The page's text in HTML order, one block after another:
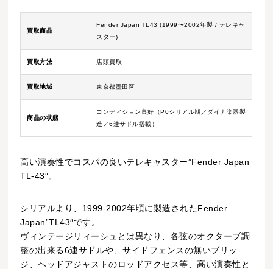
買取商品
Fender Japan TL43 (1999〜2002年製 / テレキャ
スター)
買取方法 店頭買取
買取地域 東京都墨田区
商品の状態
コンディション良好（P0シリアル期／ダイナ楽器製
造／6連サドル搭載）
高い演奏性でコスパの良いテレキャスター”Fender Japan
TL-43″。
シリアルより、1999-2002年頃に製造されたFender
Japan”TL43″です。
ヴィンテージリィーシュとは異なり、各弦のオクターブ調
整の出来る6連サドルや、サイドフェンスの無いブリッ
ジ、ヘッドアジャストのロッドアクセス等、高い演奏性と